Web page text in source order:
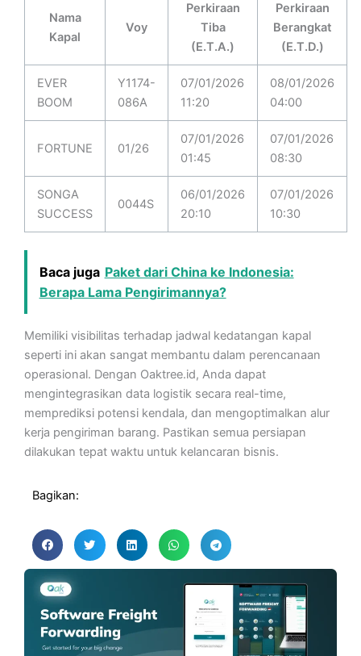
Nama
Kapal
Voy
Perkiraan
Tiba
(E.T.A.)
Perkiraan
Berangkat
(E.T.D.)
EVER
BOOM
Y1174-
086A
07/01/2026
11:20
08/01/2026
04:00
FORTUNE 01/26
07/01/2026
01:45
07/01/2026
08:30
SONGA
SUCCESS
0044S
06/01/2026
20:10
07/01/2026
10:30
Baca juga Paket dari China ke Indonesia:
Berapa Lama Pengirimannya?
Memiliki visibilitas terhadap jadwal kedatangan kapal
seperti ini akan sangat membantu dalam perencanaan
operasional. Dengan Oaktree.id, Anda dapat
mengintegrasikan data logistik secara real-time,
memprediksi potensi kendala, dan mengoptimalkan alur
kerja pengiriman barang. Pastikan semua persiapan
dilakukan tepat waktu untuk kelancaran bisnis.
Bagikan: